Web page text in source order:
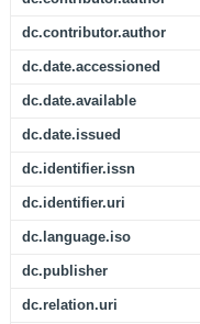
dc.contributor.author
dc.date.accessioned
dc.date.available
dc.date.issued
dc.identifier.issn
dc.identifier.uri
dc.language.iso
dc.publisher
dc.relation.uri